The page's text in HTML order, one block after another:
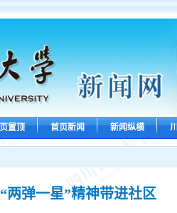
置顶 首页新闻 新闻纵横
两弹一星”精神带进社区